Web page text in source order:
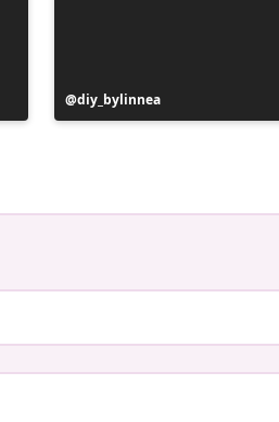
Post
opublikowany
diy_bylinnea